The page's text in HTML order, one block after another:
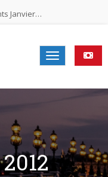
Janvier…
Novembre…
Juin…
MUNICIPALES 2026
N°2-2026